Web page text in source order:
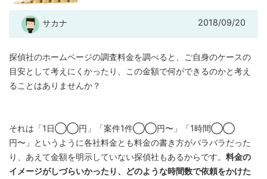
サカナ 2018/09/20
探偵社のホームページの調査料金を調べると、ご自身のケースの
目安として考えにくかったり、この金額で何ができるのかと考え
ることはありませんか？
それは「1日◯◯円」「案件1件◯◯円〜」「1時間◯◯
円〜」というように各社料金とも料金の書き方がバラバラだった
り、あえて金額を明示していない探偵社もあるからです。 料金の
イメージがしづらいかったり、どのような時間数で依頼をかけた